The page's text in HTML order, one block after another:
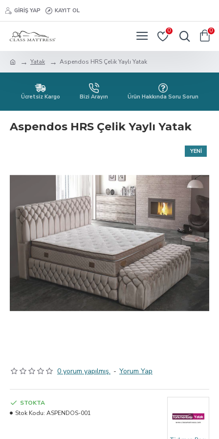
GIRIŞ YAP KAYIT OL
0 0
Yatak Aspendos HRS Çelik Yaylı Yatak
Ücretsiz Kargo Bizi Arayın Ürün Hakkında Soru Sorun
Aspendos HRS Çelik Yaylı Yatak
YENI
0 yorum yapılmış. - Yorum Yap
STOKTA
Stok Kodu: ASPENDOS-001